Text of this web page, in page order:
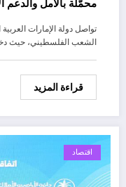
محمّلة بالأمل والدعم
تواصل دولة الإمارات
الشعب الفلسطيني، حيث
قراءة المزيد
اقتصاد